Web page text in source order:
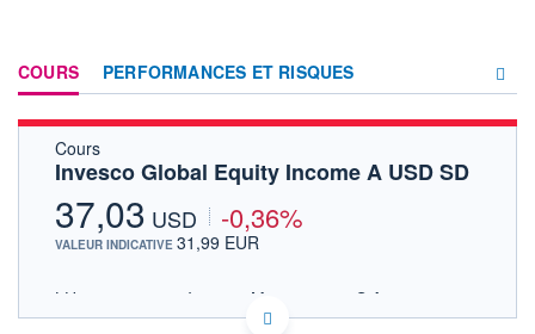
COURS PERFORMANCES ET RISQUES
Cours
Invesco Global Equity Income A USD SD
37,03 USD -0,36%
VALEUR INDICATIVE 31,99 EUR
LU0607513156 - Invesco Management S.A.
OPCVM DERNIER COURS CONNU AU 05/08/2026